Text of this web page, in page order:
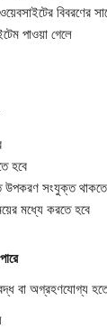
বিবরণের
পাওয়া গেলে
হবে
উপকরণ সংযুক্ত
মধ্যে করতে হবে
পারে
বা অগ্রহণযোগ্য